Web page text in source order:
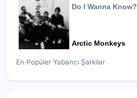
Do I Wanna Know?
Arctic Monkeys
En Popüler Yabancı Şarkılar